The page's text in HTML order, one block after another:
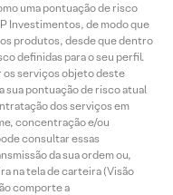
uma pontuação de risco
Investimentos, de modo que
produtos, desde que dentro
definidas para o seu perfil.
serviços objeto deste
sua pontuação de risco atual
dos serviços em
concentração e/ou
consultar essas
da sua ordem ou,
na tela de carteira (Visão
comporte a